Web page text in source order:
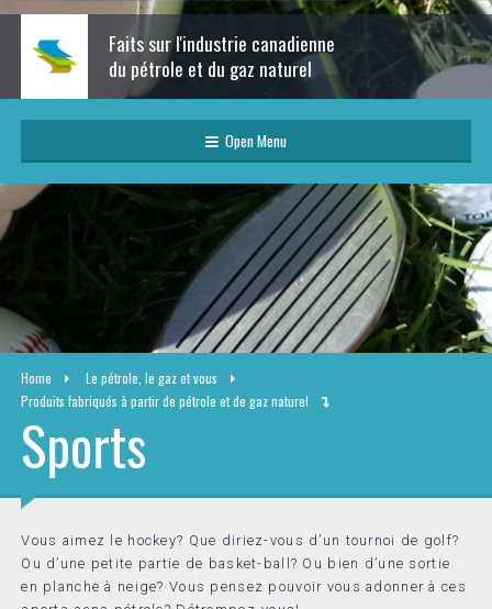
Faits sur l'industrie canadienne
du pétrole et du gaz naturel
Open Menu
Home
Le pétrole, le gaz et vous
Produits fabriqués à partir de pétrole et de gaz naturel
Sports
Vous aimez le hockey? Que diriez-vous d’un tournoi de golf?
Ou d’une petite partie de basket-ball? Ou bien d’une sortie
en planche à neige? Vous pensez pouvoir vous adonner à ces